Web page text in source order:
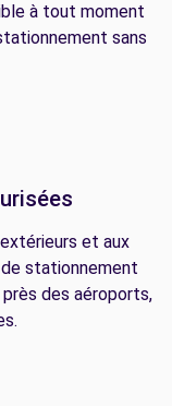
à tout moment
sans
et aux
stationnement
des aéroports,